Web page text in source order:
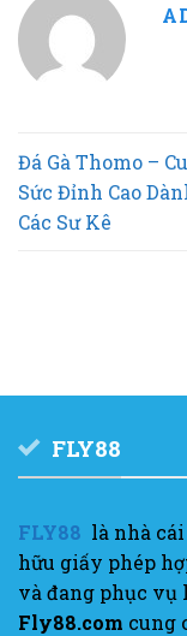
Đá Gà Thomo –
Sức Đỉnh Cao
Các Sư Kê
FLY88
FLY88 là nhà
hữu giấy phép
và đang phục vụ
Fly88.com cung